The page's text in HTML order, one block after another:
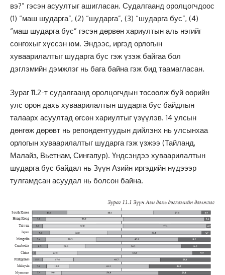
вэ?” гэсэн асуултыг ашигласан. Судалгаанд оролцогчдоос
(1) “маш шударга”, (2) “шударга”, (3) “шударга бус”, (4)
“маш шударга бус” гэсэн дөрвөн хариултын аль нэгийг
сонгохыг хүссэн юм. Эндээс, иргэд орлогын
хуваарилалтыг шударга бус гэж үзэж байгаа бол
дэглэмийн дэмжлэг нь бага байна гэж бид таамагласан.
Зураг 11.2-т судалгаанд оролцогчдын төсөөлж буй өөрийн
улс орон дахь хуваарилалтын шударга бус байдлын
талаарх асуултад өгсөн хариултыг үзүүлэв. 14 улсын
дөнгөж дөрөвт нь репондентуудын дийлэнх нь улсынхаа
орлогын хуваарилалтыг шударга гэж үзжээ (Тайланд,
Малайз, Вьетнам, Сингапур). Үндсэндээ хуваарилалтын
шударга бус байдал нь Зүүн Азийн иргэдийн нүдэээр
тулгамдсан асуудал нь болсон байна.